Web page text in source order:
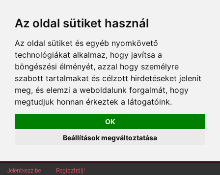
Az oldal sütiket használ
Az oldal sütiket és egyéb nyomkövető
technológiákat alkalmaz, hogy javítsa a
böngészési élményét, azzal hogy személyre
szabott tartalmakat és célzott hirdetéseket jelenít
meg, és elemzi a weboldalunk forgalmát, hogy
megtudjuk honnan érkeztek a látogatóink.
OK
Beállítások megváltoztatása
Jelentkezz be
Regisztrálj!